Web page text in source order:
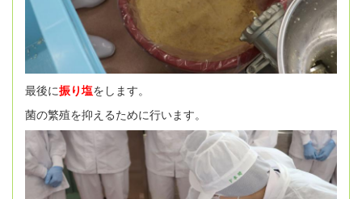
最後に振り塩をします。
菌の繁殖を抑えるために行います。